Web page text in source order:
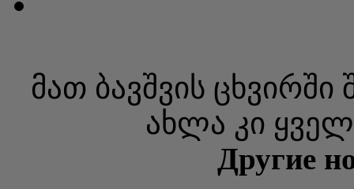
მათ ბავშვის ცხვირში
ახლა კი
Другие